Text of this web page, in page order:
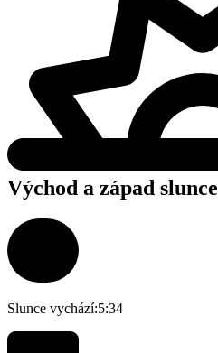
Východ a západ slunce
Slunce vychází:5:34